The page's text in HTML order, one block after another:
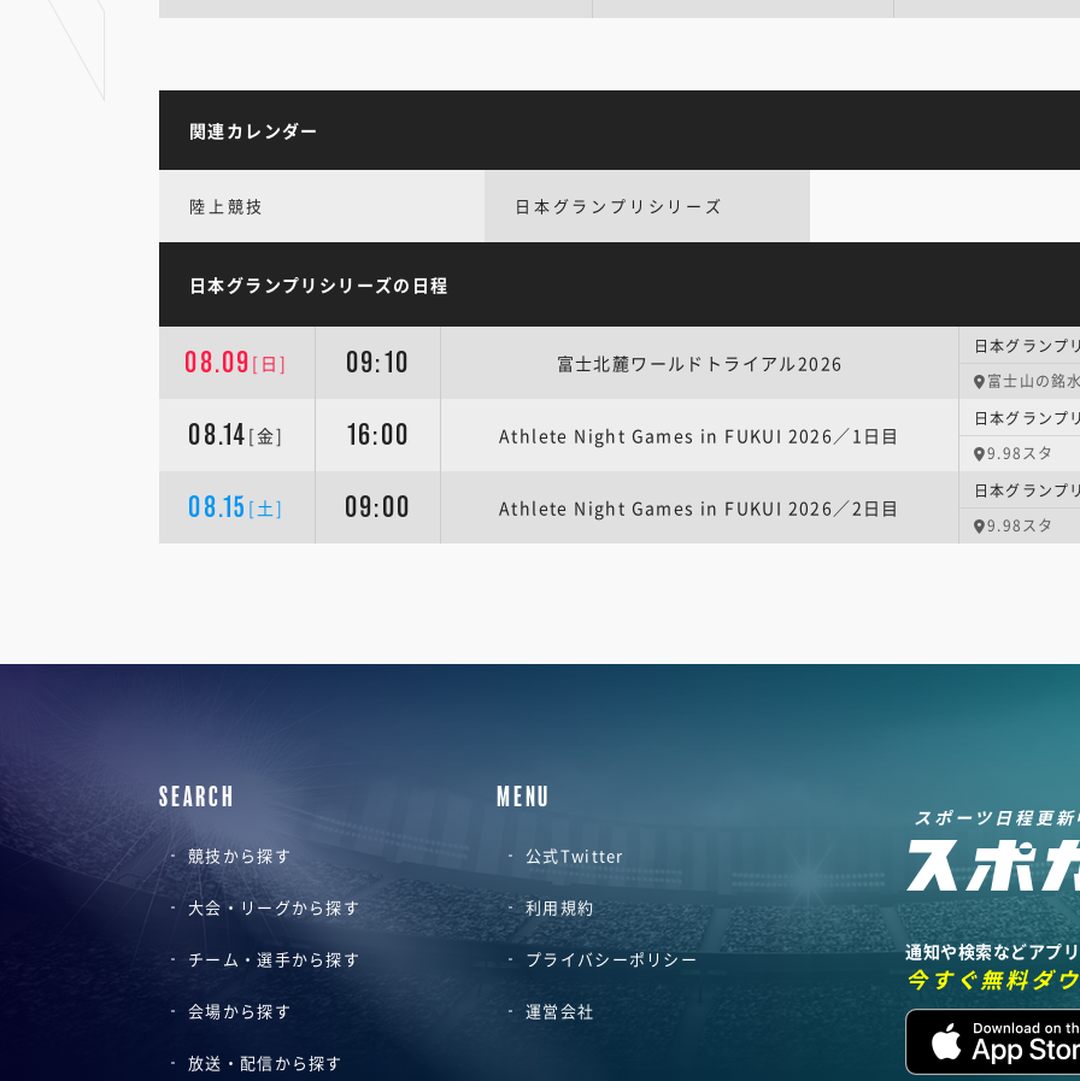
関連カレンダー
陸上競技 日本グランプリシリーズ
日本グランプリシリーズの日程
08.09 [日] 09:10 富士北麓ワールドトライアル2026
富士山の銘
08.14 [金] 16:00 Athlete Night Games in FUKUI 2026／1日目
9.98スタ
08.15 [土] 09:00 Athlete Night Games in FUKUI 2026／2日目
9.98スタ
SEARCH
競技から探す
大会・リーグから探す
チーム・選手から探す
会場から探す
放送・配信から探す
MENU
公式Twitter
利用規約
プライバシーポリシー
運営会社
スポーツ日程更新
通知や検索などアプ
今すぐ無料ダ